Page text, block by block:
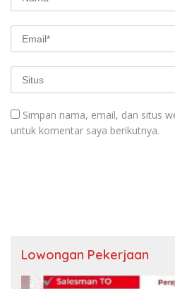
Simpan nama, email, dan situs
untuk komentar saya berikutnya.
Lowongan Pekerjaan